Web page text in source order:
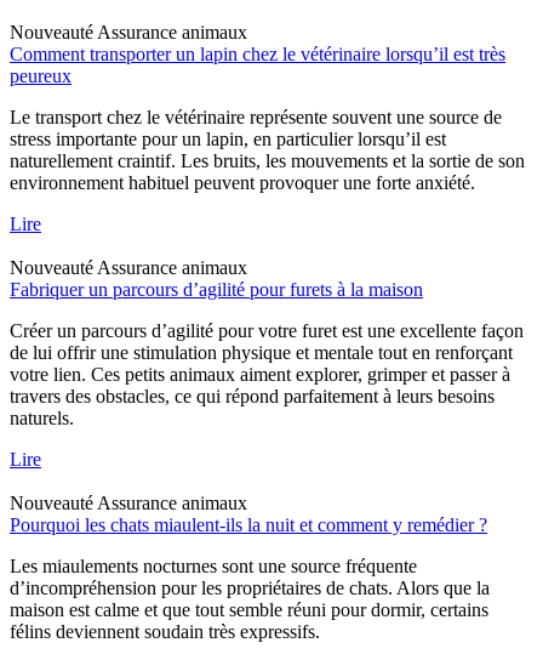
Nouveauté Assurance animaux
Comment transporter un lapin chez le vétérinaire lorsqu’il est très
peureux
Le transport chez le vétérinaire représente souvent une source de
stress importante pour un lapin, en particulier lorsqu’il est
naturellement craintif. Les bruits, les mouvements et la sortie de son
environnement habituel peuvent provoquer une forte anxiété.
Lire
Nouveauté Assurance animaux
Fabriquer un parcours d’agilité pour furets à la maison
Créer un parcours d’agilité pour votre furet est une excellente façon
de lui offrir une stimulation physique et mentale tout en renforçant
votre lien. Ces petits animaux aiment explorer, grimper et passer à
travers des obstacles, ce qui répond parfaitement à leurs besoins
naturels.
Lire
Nouveauté Assurance animaux
Pourquoi les chats miaulent-ils la nuit et comment y remédier ?
Les miaulements nocturnes sont une source fréquente
d’incompréhension pour les propriétaires de chats. Alors que la
maison est calme et que tout semble réuni pour dormir, certains
félins deviennent soudain très expressifs.